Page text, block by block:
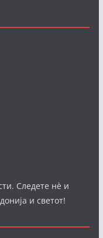
Следете нè и
и светот!